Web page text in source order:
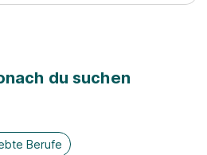
du suchen
Berufe